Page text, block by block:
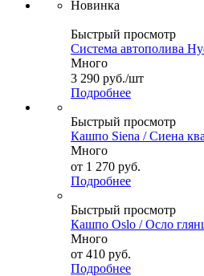
Новинка
Быстрый просмотр
Система автополива
Много
3 290 руб./шт
Подробнее
Быстрый просмотр
Кашпо Siena / Сиена
Много
от 1 270 руб.
Подробнее
Быстрый просмотр
Кашпо Oslo / Осло
Много
от 410 руб.
Подробнее